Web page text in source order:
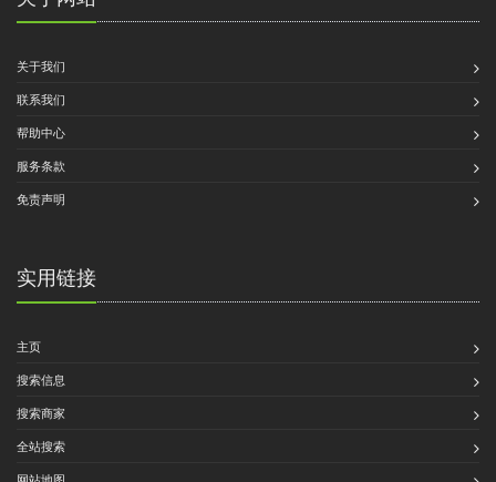
关于我们
联系我们
帮助中心
服务条款
免责声明
实用链接
主页
搜索信息
搜索商家
全站搜索